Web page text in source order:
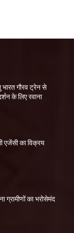
गौरव ट्रेन से
के लिए रवाना
एजेंसी का विक्रय
ग्रामीणों का भरोसेमंद